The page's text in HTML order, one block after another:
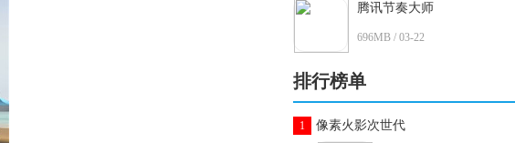
腾讯节奏大师
696MB / 03-22
排行榜单
1
像素火影次世代